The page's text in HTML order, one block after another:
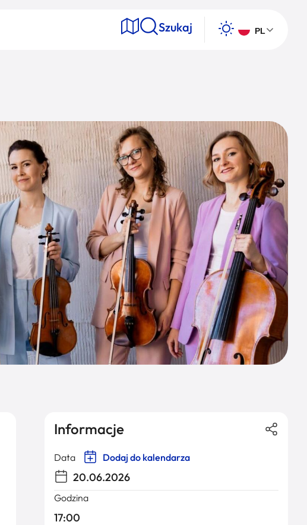
Szukaj PL
Kategoria Wyszukaj
Informacje
Data Dodaj do kalendarza
20.06.2026
Godzina
17:00